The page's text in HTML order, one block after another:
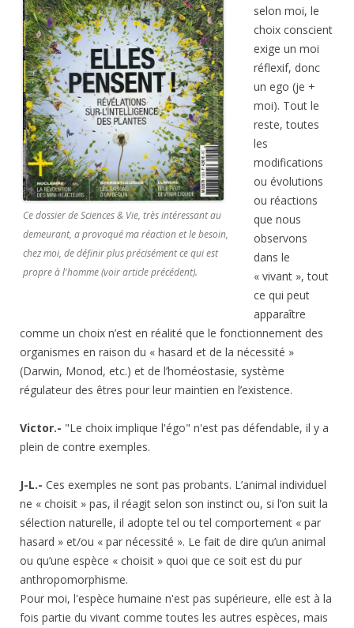
Ce dossier de Sciences & Vie, très intéressant au
demeurant, a provoqué ma réaction et le besoin,
chez moi, de définir plus précisément ce qui est
propre à l'homme (voir article précédent).
selon moi, le
choix conscient
exige un moi
réflexif, donc
un ego (je +
moi). Tout le
reste, toutes
les
modifications
ou évolutions
ou réactions
que nous
observons
dans le
« vivant », tout
ce qui peut
apparaître
comme un choix n’est en réalité que le fonctionnement des
organismes en raison du « hasard et de la nécessité »
(Darwin, Monod, etc.) et de l’homéostasie, système
régulateur des êtres pour leur maintien en l’existence.
Victor.- "Le choix implique l'égo" n'est pas défendable, il y a
plein de contre exemples.
J-L.- Ces exemples ne sont pas probants. L’animal individuel
ne « choisit » pas, il réagit selon son instinct ou, si l’on suit la
sélection naturelle, il adopte tel ou tel comportement « par
hasard » et/ou « par nécessité ». Le fait de dire qu’un animal
ou qu’une espèce « choisit » quoi que ce soit est du pur
anthropomorphisme.
Pour moi, l'espèce humaine n'est pas supérieure, elle est à la
fois partie du vivant comme toutes les autres espèces, mais